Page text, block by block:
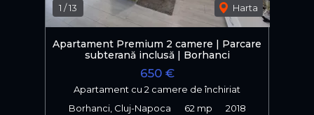
1 /13 Harta
Apartament Premium 2 camere | Parcare
subterană inclusă | Borhanci
650 €
Apartament cu 2 camere de închiriat
Borhanci, Cluj-Napoca
62 mp 2018